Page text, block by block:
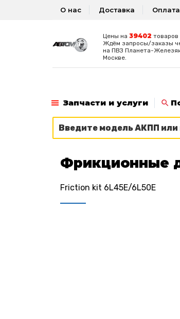
О нас Доставка Оплата
Цены на 39402
Ждём запросы/заказы
на ПВЗ Планета-
Москве.
Запчасти и услуги
Фрикционные
Friction kit 6L45E/6L50E